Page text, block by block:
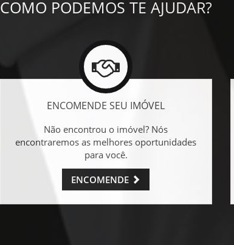
COMO PODEMOS TE AJUDAR?
ENCOMENDE SEU IMÓVEL
Não encontrou o imóvel? Nós
encontraremos as melhores oportunidades
para você.
ENCOMENDE